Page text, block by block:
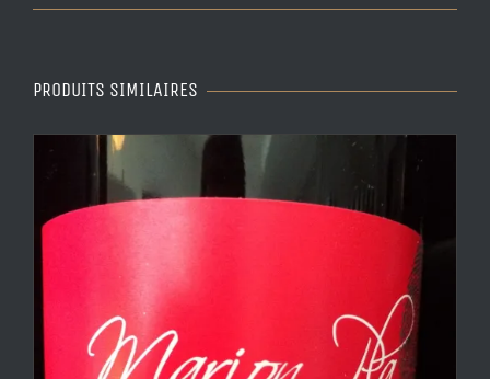
PRODUITS SIMILAIRES